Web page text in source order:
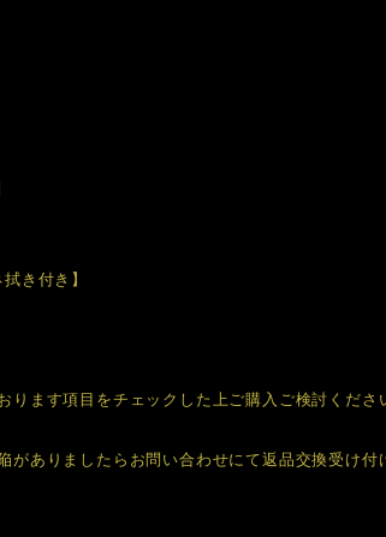
き付き】
ます項目をチェックした上ご購入ご検討くださ
ありましたらお問い合わせにて返品交換受け付